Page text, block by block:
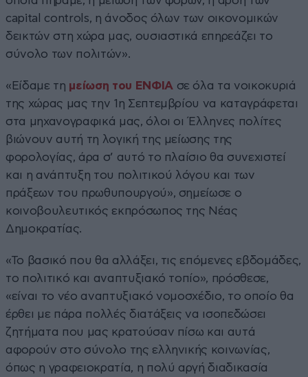
capital controls, η άνοδος όλων των οικονομικών
δεικτών στη χώρα μας, ουσιαστικά επηρεάζει το
σύνολο των πολιτών».
«Είδαμε τη μείωση του ΕΝΦΙΑ σε όλα τα νοικοκυριά
της χώρας μας την 1η Σεπτεμβρίου να καταγράφεται
στα μηχανογραφικά μας, όλοι οι Έλληνες πολίτες
βιώνουν αυτή τη λογική της μείωσης της
φορολογίας, άρα σ’ αυτό το πλαίσιο θα συνεχιστεί
και η ανάπτυξη του πολιτικού λόγου και των
πράξεων του πρωθυπουργού», σημείωσε ο
κοινοβουλευτικός εκπρόσωπος της Νέας
Δημοκρατίας.
«Το βασικό που θα αλλάξει, τις επόμενες εβδομάδες,
το πολιτικό και αναπτυξιακό τοπίο», πρόσθεσε,
«είναι το νέο αναπτυξιακό νομοσχέδιο, το οποίο θα
έρθει με πάρα πολλές διατάξεις να ισοπεδώσει
ζητήματα που μας κρατούσαν πίσω και αυτά
αφορούν στο σύνολο της ελληνικής κοινωνίας,
όπως η γραφειοκρατία, η πολύ αργή διαδικασία